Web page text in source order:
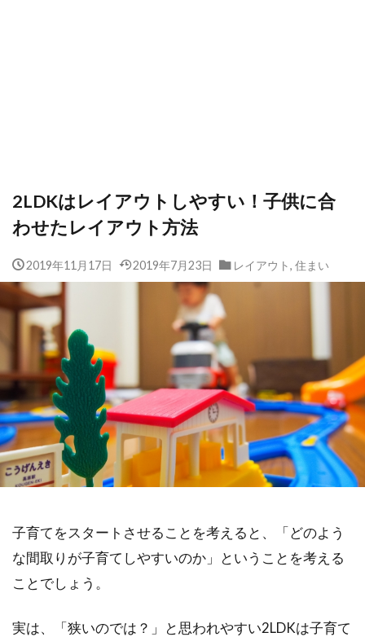
2LDKはレイアウトしやすい！子供に合
わせたレイアウト方法
2019年11月17日 2019年7月23日 レイアウト, 住まい
子育てをスタートさせることを考えると、「どのよう
な間取りが子育てしやすいのか」ということを考える
ことでしょう。
実は、「狭いのでは？」と思われやすい2LDKは子育て